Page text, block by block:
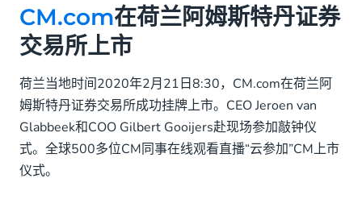
CM.com在荷兰阿姆斯特丹证券交易所上市
CM.com公司历程
CM.com在荷兰阿姆斯特丹证券
交易所上市
荷兰当地时间2020年2月21日8:30，CM.com在荷兰阿
姆斯特丹证券交易所成功挂牌上市。CEO Jeroen van
Glabbeek和COO Gilbert Gooijers赴现场参加敲钟仪
式。全球500多位CM同事在线观看直播“云参加”CM上市
仪式。